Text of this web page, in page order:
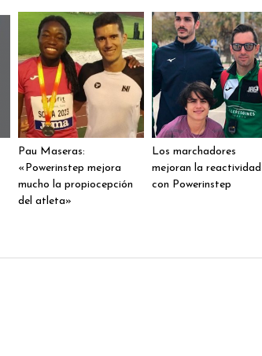
Pau Maseras:
«Powerinstep mejora
mucho la propiocepción
del atleta»
Los marchadores
mejoran la reactividad
con Powerinstep